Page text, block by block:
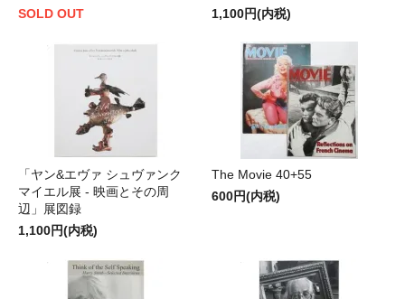
SOLD OUT
1,100円(内税)
「ヤン&エヴァ シュヴァンク
マイエル展 - 映画とその周
辺」展図録
1,100円(内税)
The Movie 40+55
600円(内税)